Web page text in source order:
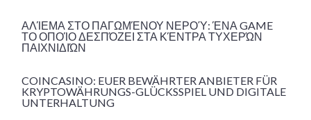
ΑΛΊΕΜΑ ΣΤΟ ΠΑΓΩΜΈΝΟΥ ΝΕΡΟΎ: ΈΝΑ GAME
ΤΟ ΟΠΟΊΟ ΔΕΣΠΌΖΕΙ ΣΤΑ ΚΈΝΤΡΑ ΤΥΧΕΡΏΝ
ΠΑΙΧΝΙΔΙΏΝ
COINCASINO: EUER BEWÄHRTER ANBIETER FÜR
KRYPTOWÄHRUNGS-GLÜCKSSPIEL UND DIGITALE
UNTERHALTUNG